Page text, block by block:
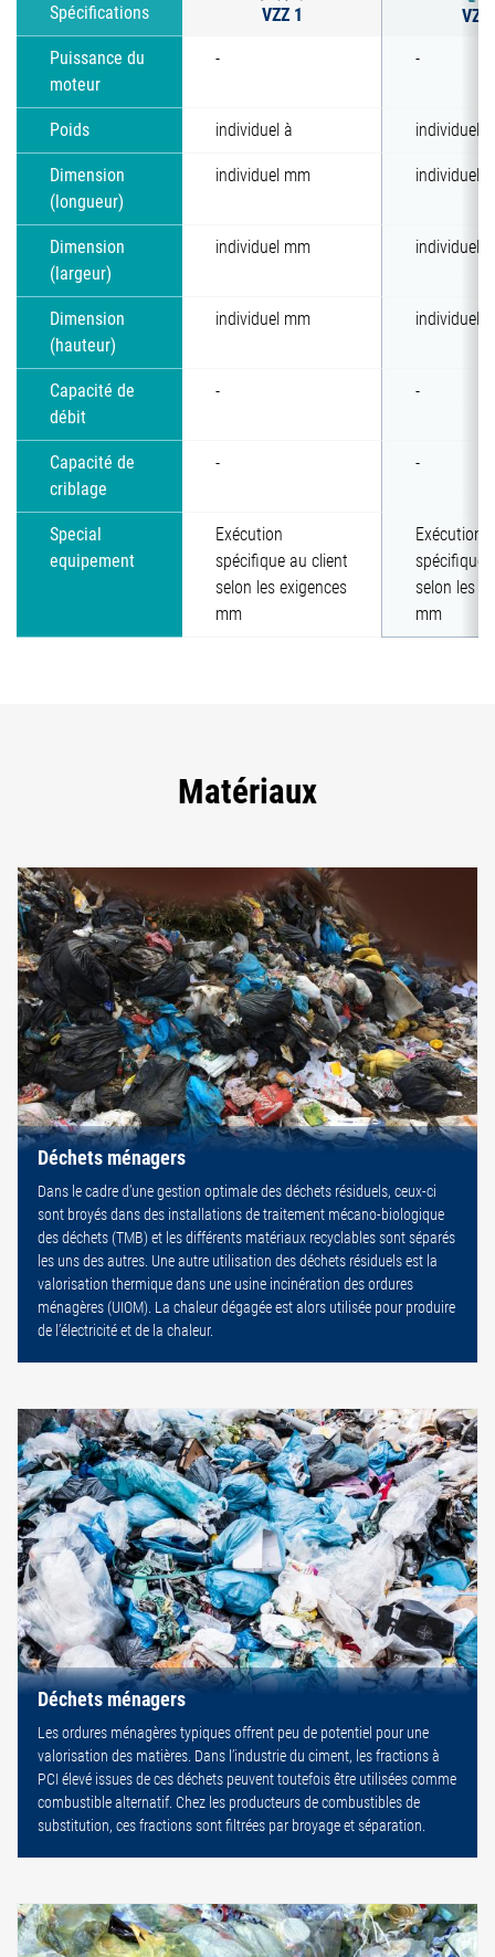
Spécifications VZZ 1 VZZ
Puissance du
moteur
- -
Poids individuel à individuel à
Dimension
(longueur)
individuel mm individuel
Dimension
(largeur)
individuel mm individuel
Dimension
(hauteur)
individuel mm individuel
Capacité de
débit
- -
Capacité de
criblage
- -
Special
equipement
Exécution
spécifique au client
selon les exigences
mm
Exécution
spécifique
selon les
mm
Matériaux
Déchets ménagers
Dans le cadre d’une gestion optimale des déchets résiduels, ceux-ci
sont broyés dans des installations de traitement mécano-biologique
des déchets (TMB) et les différents matériaux recyclables sont séparés
les uns des autres. Une autre utilisation des déchets résiduels est la
valorisation thermique dans une usine incinération des ordures
ménagères (UIOM). La chaleur dégagée est alors utilisée pour produire
de l’électricité et de la chaleur.
Déchets ménagers
Les ordures ménagères typiques offrent peu de potentiel pour une
valorisation des matières. Dans l’industrie du ciment, les fractions à
PCI élevé issues de ces déchets peuvent toutefois être utilisées comme
combustible alternatif. Chez les producteurs de combustibles de
substitution, ces fractions sont filtrées par broyage et séparation.